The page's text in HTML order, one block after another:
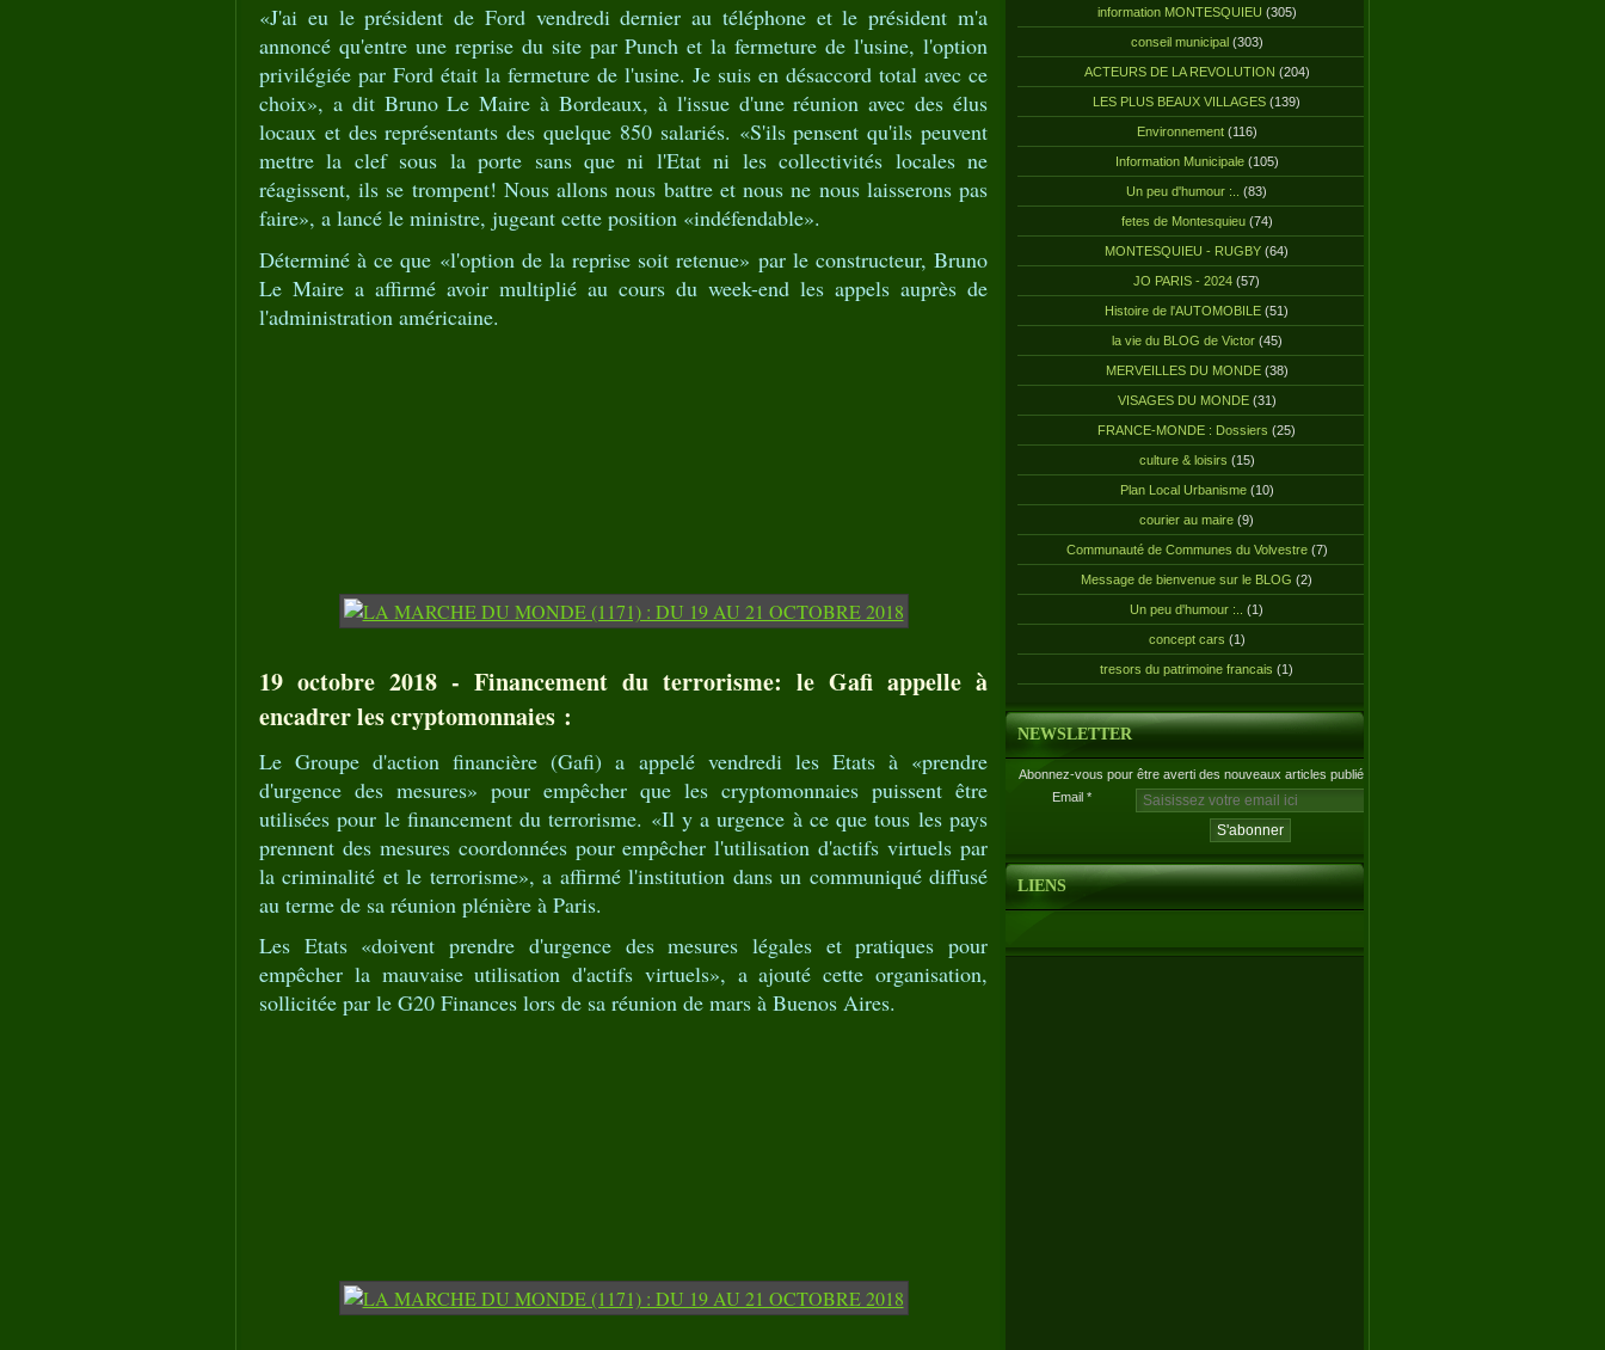
«J'ai eu le président de Ford vendredi dernier au téléphone et le président m'a
annoncé qu'entre une reprise du site par Punch et la fermeture de l'usine, l'option
privilégiée par Ford était la fermeture de l'usine. Je suis en désaccord total avec ce
choix», a dit Bruno Le Maire à Bordeaux, à l'issue d'une réunion avec des élus
locaux et des représentants des quelque 850 salariés. «S'ils pensent qu'ils peuvent
mettre la clef sous la porte sans que ni l'Etat ni les collectivités locales ne
réagissent, ils se trompent! Nous allons nous battre et nous ne nous laisserons pas
faire», a lancé le ministre, jugeant cette position «indéfendable».
Déterminé à ce que «l'option de la reprise soit retenue» par le constructeur, Bruno
Le Maire a affirmé avoir multiplié au cours du week-end les appels auprès de
l'administration américaine.
19 octobre 2018 - Financement du terrorisme: le Gafi appelle à
encadrer les cryptomonnaies :
Le Groupe d'action financière (Gafi) a appelé vendredi les Etats à «prendre
d'urgence des mesures» pour empêcher que les cryptomonnaies puissent être
utilisées pour le financement du terrorisme. «Il y a urgence à ce que tous les pays
prennent des mesures coordonnées pour empêcher l'utilisation d'actifs virtuels par
la criminalité et le terrorisme», a affirmé l'institution dans un communiqué diffusé
au terme de sa réunion plénière à Paris.
Les Etats «doivent prendre d'urgence des mesures légales et pratiques pour
empêcher la mauvaise utilisation d'actifs virtuels», a ajouté cette organisation,
sollicitée par le G20 Finances lors de sa réunion de mars à Buenos Aires.
information MONTESQUIEU (305)
conseil municipal(303)
ACTEURS DE LA REVOLUTION (204)
LES PLUS BEAUX VILLAGES (139)
Environnement(116)
Information Municipale(105)
Un peu d'humour :.. (83)
fetes de Montesquieu(74)
MONTESQUIEU - RUGBY (64)
JO PARIS - 2024 (57)
Histoire de l'AUTOMOBILE (51)
la vie du BLOG de Victor(45)
MERVEILLES DU MONDE(38)
VISAGES DU MONDE(31)
FRANCE-MONDE : Dossiers (25)
culture & loisirs (15)
Plan Local Urbanisme(10)
courier au maire (9)
Communauté de Communes du Volvestre(7)
Message de bienvenue sur le BLOG (2)
Un peu d'humour :.. (1)
concept cars (1)
tresors du patrimoine francais (1)
NEWSLETTER
Abonnez-vous pour être averti des nouveaux articles publiés.
Email
LIENS